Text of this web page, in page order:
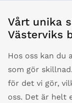
Vårt unika
Västerviks
Hos oss kan
som gör
för det vi gör,
oss. Det är helt